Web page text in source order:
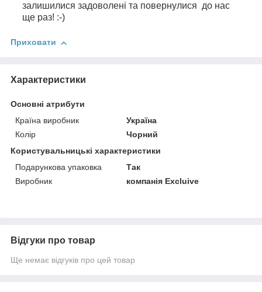
залишилися задоволені та повернулися до нас
ще раз! :-)
Приховати
Характеристики
Основні атрибути
Країна виробник
Україна
Колір
Чорний
Користувальницькі характеристики
Подарункова упаковка
Так
Виробник
компанія Excluivе
Відгуки про товар
Ще немає відгуків про цей товар